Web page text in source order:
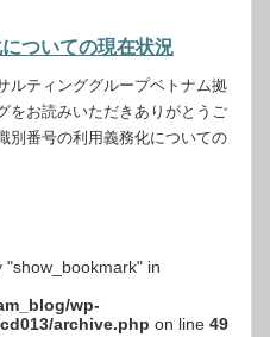
ついての現在状況
ルティンググループベトナム拠
をお読みいただきありがとうご
別番号の利用義務化についての
"show_bookmark" in
wp-
archive.php on line 49